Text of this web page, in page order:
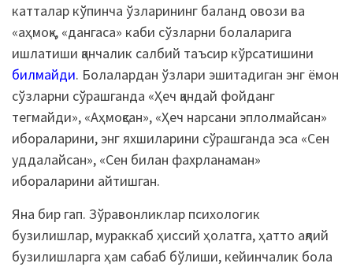
катталар кўпинча ўзларининг баланд овози ва
«аҳмоқ», «дангаса» каби сўзларни болаларига
ишлатиши қанчалик салбий таъсир кўрсатишини
билмайди. Болалардан ўзлари эшитадиган энг ёмон
сўзларни сўрашганда «Ҳеч қандай фойданг
тегмайди», «Аҳмоқсан», «Ҳеч нарсани эплолмайсан»
ибораларини, энг яхшиларини сўрашганда эса «Сен
уддалайсан», «Сен билан фахрланаман»
ибораларини айтишган.
Яна бир гап. Зўравонликлар психологик
бузилишлар, мураккаб ҳиссий ҳолатга, ҳатто ақлий
бузилишларга ҳам сабаб бўлиши, кейинчалик бола